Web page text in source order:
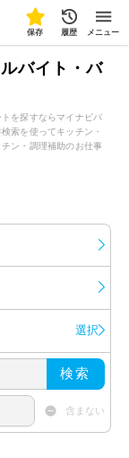
保存 履歴 メニュー
バイト・バ
を探すならマイナビバ
索を使ってキッチン・
ン・調理補助のお仕事
選択
検索
含まない